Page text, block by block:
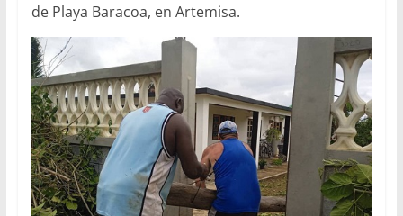
de Playa Baracoa, en Artemisa.